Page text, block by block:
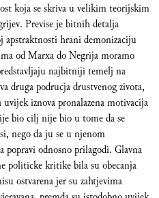
koja se skriva u velikim teorijskim
Previse je bitnih detalja
apstraktnosti hrani demonizaciju
od Marxa do Negrija moramo
najbitniji temelj na
druga podrucja drustvenog zivota,
iznova pronalazena motivacija
bio cilj nije bio u tome da se
nego da ju se u njenom
odnosno prilagodi. Glavna
politicke kritike bila su obecanja
ostvarena jer su zahtjevima